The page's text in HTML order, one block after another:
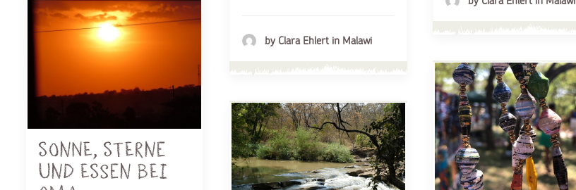
by Clara Ehlert in Malawi
Sonne, Sterne
und Essen bei